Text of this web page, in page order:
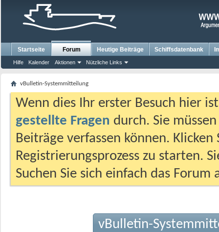
Startseite Forum
Hilfe Kalender Aktionen Nützliche Links
Heutige Beiträge Schiffsdatenbank
vBulletin-Systemmitteilung
Wenn dies Ihr erster Besuch hier
gestellte Fragen durch. Sie
Beiträge verfassen können.
Registrierungsprozess zu starten.
Suchen Sie sich einfach das
vBulletin-